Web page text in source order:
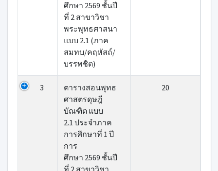
ศึกษา 2569 ชั้นปี
ที่ 2 สาขาวิชา
พระพุทธศาสนา
แบบ 2.1 (ภาค
สมทบ/คฤหัสถ์/
บรรพชิต)
3
ตารางสอนพุทธ
ศาสตรดุษฎี
บัณฑิต แบบ
2.1 ประจำภาค
การศึกษาที่ 1 ปี
การ
ศึกษา 2569 ชั้นปี
ที่ 2 สาขาวิชา
20